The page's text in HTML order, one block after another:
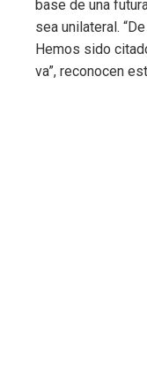
base de una
sea unilateral.
Hemos sido
va”, reconocen